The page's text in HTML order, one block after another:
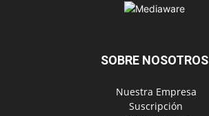
SOBRE NOSOTROS
‎ Nuestra Empresa
‎ Suscripción